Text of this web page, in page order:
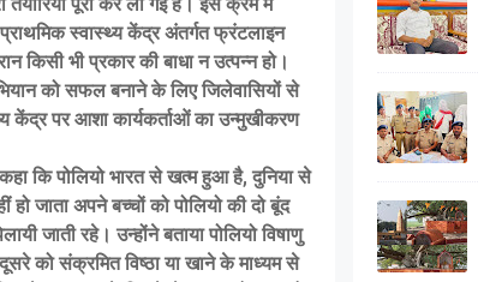
स्वास्थ्य केंद्र अंतर्गत फ्रंटलाइन
किसी भी प्रकार की बाधा न उत्पन्न हो।
को सफल बनाने के लिए जिलेवासियों से
केंद्र पर आशा कार्यकर्ताओं का उन्मुखीकरण
कहा कि पोलियो भारत से खत्म हुआ है, दुनिया से
जाता अपने बच्चों को पोलियो की दो बूंद
जाती रहे। उन्होंने बताया पोलियो विषाणु
को संक्रमित विष्ठा या खाने के माध्यम से